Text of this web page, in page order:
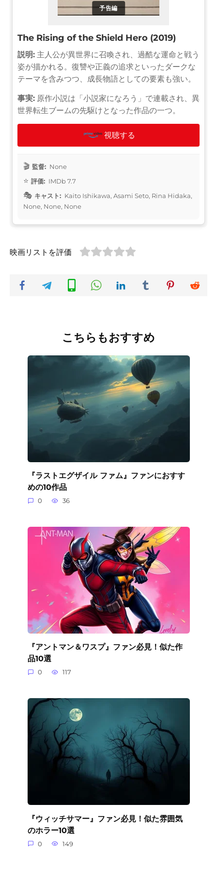
予告編
The Rising of the Shield Hero (2019)
説明: 主人公が異世界に召喚され、過酷な運命と戦う
姿が描かれる。復讐や正義の追求といったダークな
テーマを含みつつ、成長物語としての要素も強い。
事実: 原作小説は「小説家になろう」で連載され、異
世界転生ブームの先駆けとなった作品の一つ。
視聴する
監督: None
評価: IMDb 7.7
キャスト: Kaito Ishikawa, Asami Seto, Rina Hidaka,
None, None, None
映画リストを評価
こちらもおすすめ
『ラストエグザイル ファム』ファンにおすす
めの10作品
0 36
『アントマン＆ワスプ』ファン必見！似た作
品10選
0 117
『ウィッチサマー』ファン必見！似た雰囲気
のホラー10選
0 149